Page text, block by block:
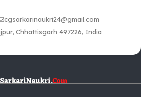
cgsarkarinaukri24@gmail.com
Chhattisgarh 497226, India